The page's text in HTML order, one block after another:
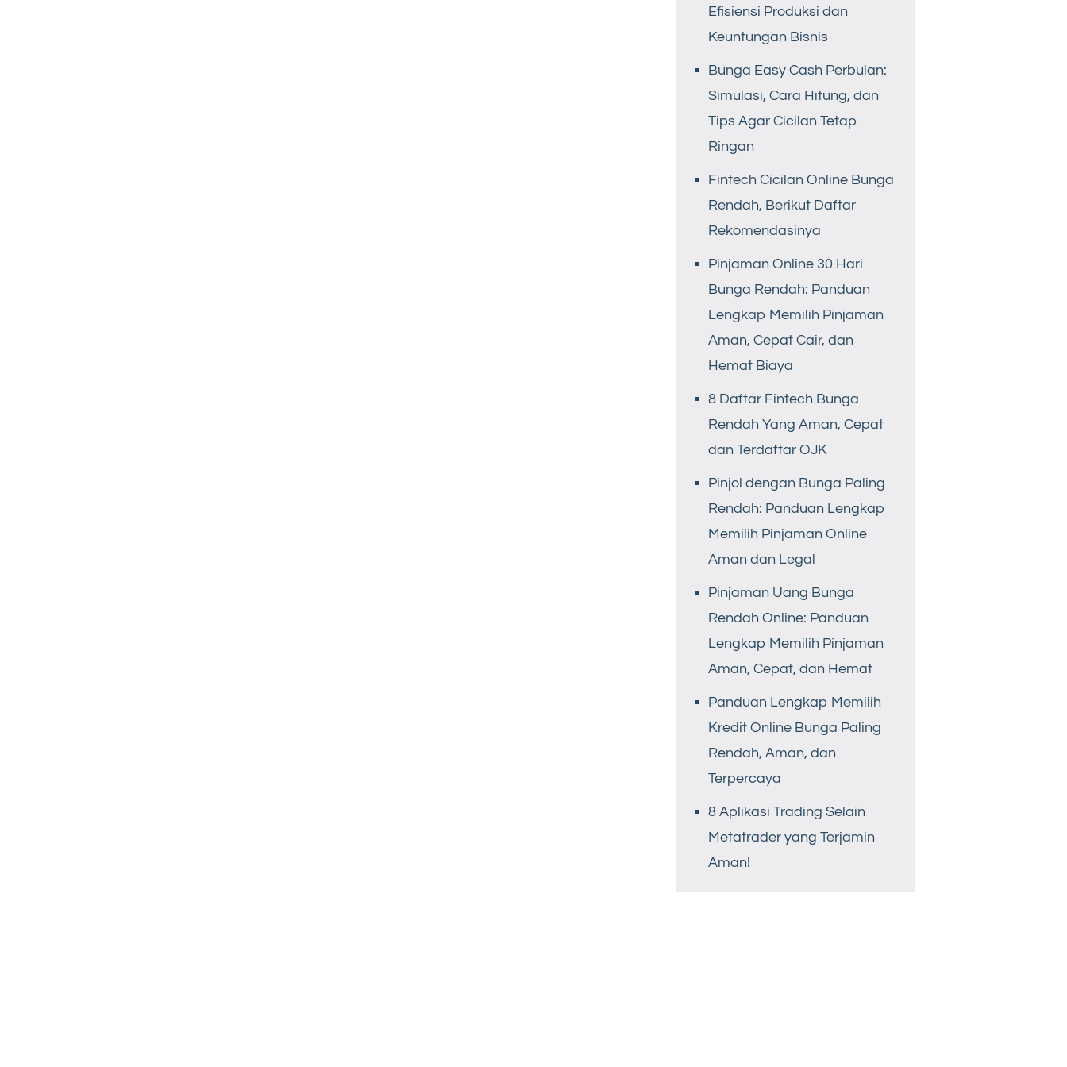
Efisiensi Produksi dan
Keuntungan Bisnis
Bunga Easy Cash Perbulan:
Simulasi, Cara Hitung, dan
Tips Agar Cicilan Tetap
Ringan
Fintech Cicilan Online Bunga
Rendah, Berikut Daftar
Rekomendasinya
Pinjaman Online 30 Hari
Bunga Rendah: Panduan
Lengkap Memilih Pinjaman
Aman, Cepat Cair, dan
Hemat Biaya
8 Daftar Fintech Bunga
Rendah Yang Aman, Cepat
dan Terdaftar OJK
Pinjol dengan Bunga Paling
Rendah: Panduan Lengkap
Memilih Pinjaman Online
Aman dan Legal
Pinjaman Uang Bunga
Rendah Online: Panduan
Lengkap Memilih Pinjaman
Aman, Cepat, dan Hemat
Panduan Lengkap Memilih
Kredit Online Bunga Paling
Rendah, Aman, dan
Terpercaya
8 Aplikasi Trading Selain
Metatrader yang Terjamin
Aman!